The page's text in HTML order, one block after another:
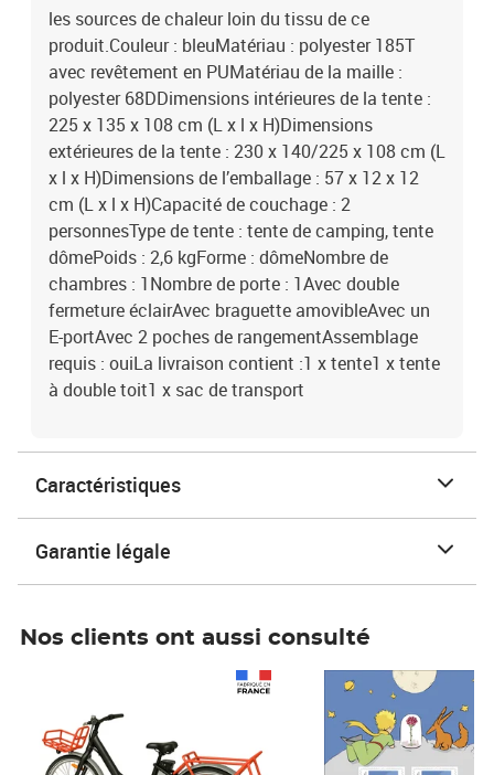
les sources de chaleur loin du tissu de ce
produit.Couleur : bleuMatériau : polyester 185T
avec revêtement en PUMatériau de la maille :
polyester 68DDimensions intérieures de la tente :
225 x 135 x 108 cm (L x l x H)Dimensions
extérieures de la tente : 230 x 140/225 x 108 cm (L
x l x H)Dimensions de l’emballage : 57 x 12 x 12
cm (L x l x H)Capacité de couchage : 2
personnesType de tente : tente de camping, tente
dômePoids : 2,6 kgForme : dômeNombre de
chambres : 1Nombre de porte : 1Avec double
fermeture éclairAvec braguette amovibleAvec un
E-portAvec 2 poches de rangementAssemblage
requis : ouiLa livraison contient :1 x tente1 x tente
à double toit1 x sac de transport
Caractéristiques
Garantie légale
Nos clients ont aussi consulté
Prix 7,50€